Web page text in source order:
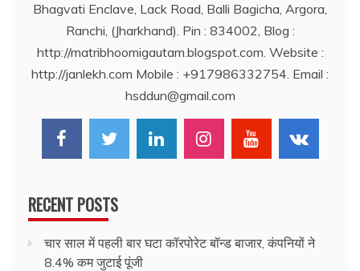
Bhagvati Enclave, Lack Road, Balli Bagicha, Argora,
Ranchi, (Jharkhand). Pin : 834002, Blog :
http://matribhoomigautam.blogspot.com. Website :
http://janlekh.com Mobile : +917986332754. Email :
hsddun@gmail.com
RECENT POSTS
चार साल में पहली बार घटा कॉरपोरेट बॉन्ड बाजार, कंपनियों ने
8.4% कम जुटाई पूंजी